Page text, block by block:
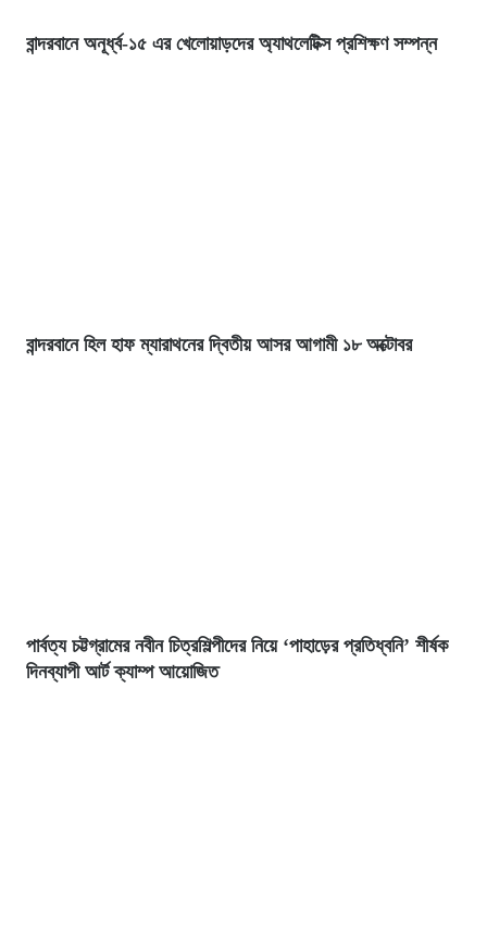
বান্দরবানে অনূর্ধ্ব-১৫ এর খেলোয়াড়দের অ্যাথলেটিক্স প্রশিক্ষণ সম্পন্ন
বান্দরবানে হিল হাফ ম্যারাথনের দ্বিতীয় আসর আগামী ১৮ অক্টোবর
পার্বত্য চট্টগ্রামের নবীন চিত্রশিল্পীদের নিয়ে ‘পাহাড়ের প্রতিধ্বনি’ শীর্ষক
দিনব্যাপী আর্ট ক্যাম্প আয়োজিত